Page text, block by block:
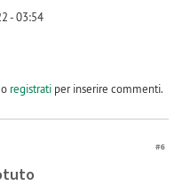
- 03:54
registratiper inserire commenti.
#6